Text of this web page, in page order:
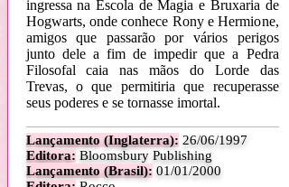
ingressa na Escola de Magia e Bruxaria de
Hogwarts, onde conhece Rony e Hermione,
amigos que passarão por vários perigos
junto dele a fim de impedir que a Pedra
Filosofal caia nas mãos do Lorde das
Trevas, o que permitiria que recuperasse
seus poderes e se tornasse imortal.
Lançamento (Inglaterra): 26/06/1997
Editora: Bloomsbury Publishing
Lançamento (Brasil): 01/01/2000